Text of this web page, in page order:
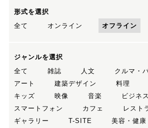
形式を選択
全て
オンライン オフライン
ジャンルを選択
全て
雑誌 人文
クルマ・
アート
建築デザイン 料理
キッズ
映像 音楽
ビジネス
スマートフォン
カフェ レスト
ギャラリー
T-SITE 美容・健康